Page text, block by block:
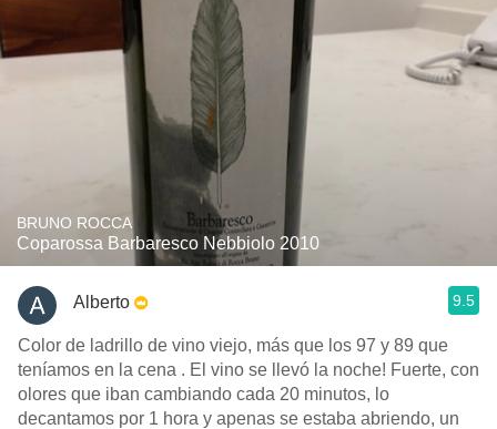
BRUNO ROCCA
Coparossa Barbaresco Nebbiolo 2010
Alberto 9.5
Color de ladrillo de vino viejo, más que los 97 y 89 que
teníamos en la cena . El vino se llevó la noche! Fuerte, con
olores que iban cambiando cada 20 minutos, lo
decantamos por 1 hora y apenas se estaba abriendo, un